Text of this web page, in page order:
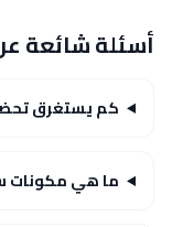
أسئلة شائعة
كم يستغرق
ما هي مكونات